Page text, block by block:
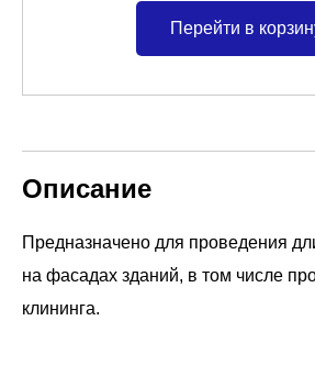
Перейти в
Описание
Предназначено для проведения
на фасадах зданий, в том числе
клининга.